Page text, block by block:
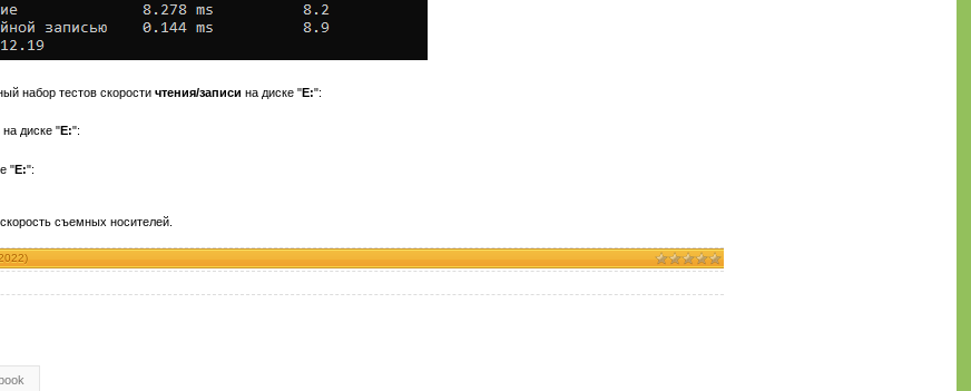
набор тестов скорости чтения/записи на диске "E:":
на диске "E:":
"E:":
съемных носителей.